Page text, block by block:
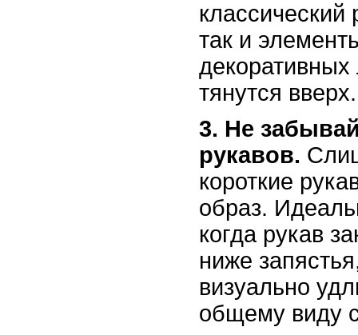
классический
так и
тянутся вверх.
3. Не
рукавов.
короткие
образ.
когда рукав
ниже
визуально
общему виду